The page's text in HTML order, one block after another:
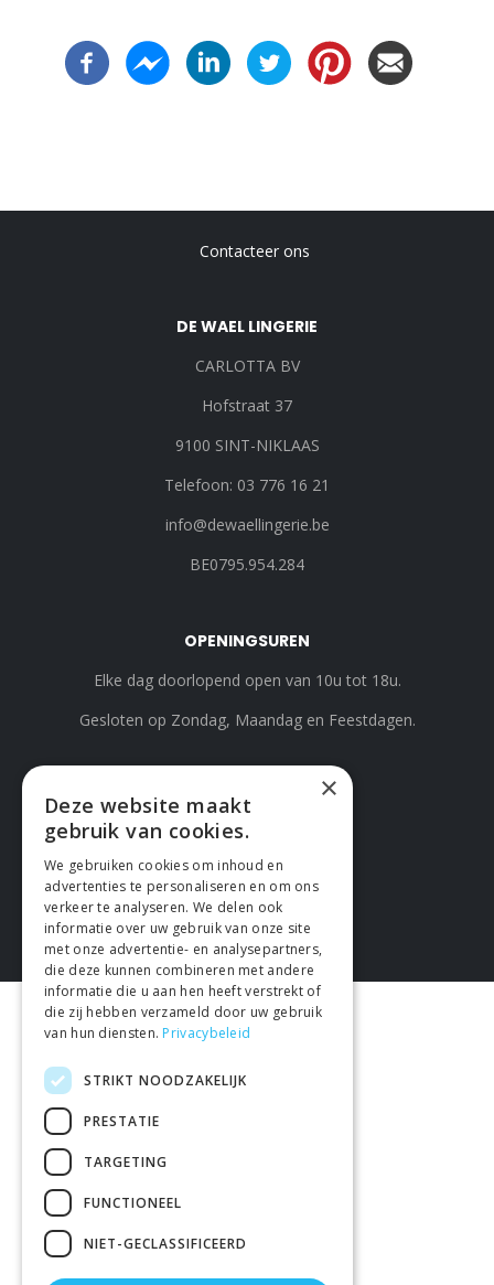
Contacteer ons
DE WAEL LINGERIE
CARLOTTA BV
Hofstraat 37
9100 SINT-NIKLAAS
Telefoon: 03 776 16 21
info@dewaellingerie.be
BE0795.954.284
OPENINGSUREN
Elke dag doorlopend open van 10u tot 18u.
Gesloten op Zondag, Maandag en Feestdagen.
×
Deze website maakt
gebruik van cookies.
We gebruiken cookies om inhoud en
advertenties te personaliseren en om ons
verkeer te analyseren. We delen ook
informatie over uw gebruik van onze site
met onze advertentie- en analysepartners,
die deze kunnen combineren met andere
informatie die u aan hen heeft verstrekt of
die zij hebben verzameld door uw gebruik
van hun diensten. Privacybeleid
STRIKT NOODZAKELIJK
PRESTATIE
TARGETING
FUNCTIONEEL
NIET-GECLASSIFICEERD